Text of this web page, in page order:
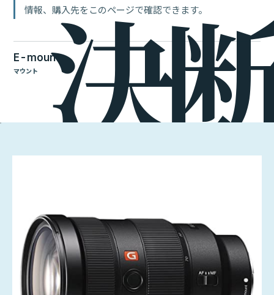
情報、購入先をこのページで確認できます。
E-mount
マウント